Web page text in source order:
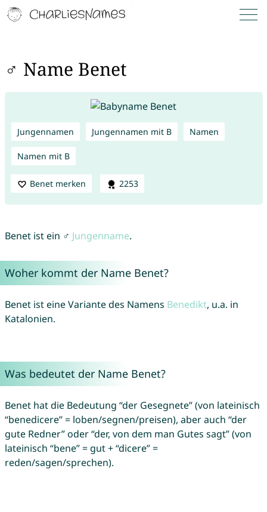
♂ Name Benet
Jungennamen Jungennamen mit B Namen
Namen mit B
Benet merken 2253
Benet ist ein ♂ Jungenname.
Woher kommt der Name Benet?
Benet ist eine Variante des Namens Benedikt, u.a. in
Katalonien.
Was bedeutet der Name Benet?
Benet hat die Bedeutung “der Gesegnete” (von lateinisch
“benedicere” = loben/segnen/preisen), aber auch “der
gute Redner” oder “der, von dem man Gutes sagt” (von
lateinisch “bene” = gut + “dicere” =
reden/sagen/sprechen).